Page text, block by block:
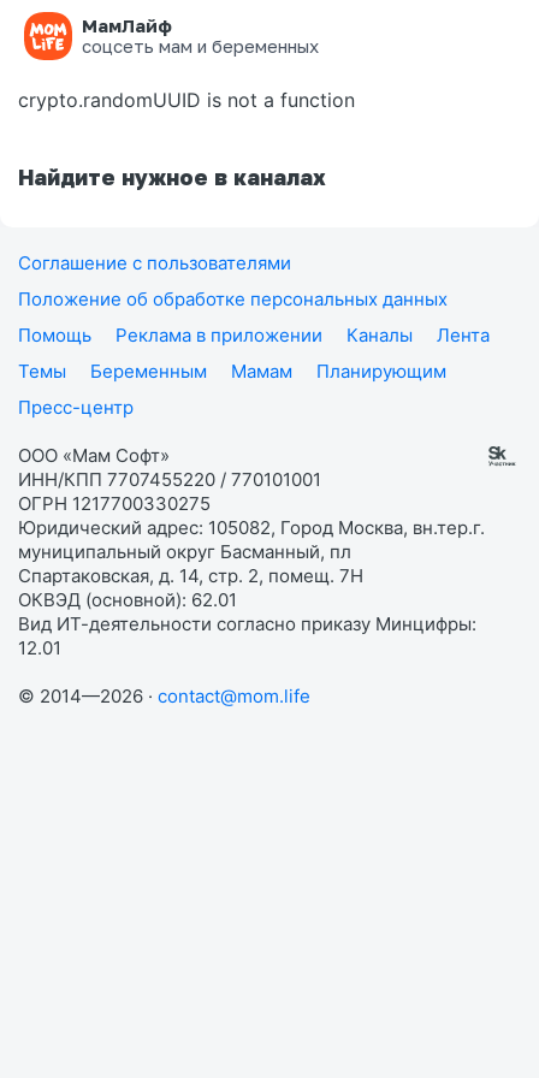
МамЛайф
соцсеть мам и беременных
Ошибка на странице
crypto.randomUUID is not a function
Найдите нужное в каналах
Соглашение с пользователями
Положение об обработке персональных данных
Помощь
Реклама в приложении Каналы
Лента
Темы
Беременным Мамам
Планирующим
Пресс-центр
ООО «Мам Софт»
ИНН/КПП 7707455220 / 770101001
ОГРН 1217700330275
Юридический адрес: 105082, Город Москва, вн.тер.г.
муниципальный округ Басманный, пл
Спартаковская, д. 14, стр. 2, помещ. 7Н
ОКВЭД (основной): 62.01
Вид ИТ-деятельности согласно приказу Минцифры:
12.01
© 2014—2026 · contact@mom.life